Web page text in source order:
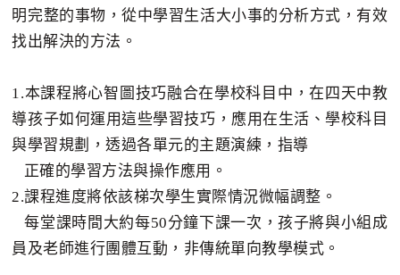
明完整的事物，從中學習生活大小事的分析方式，有效
找出解決的方法。
1.本課程將心智圖技巧融合在學校科目中，在四天中教
導孩子如何運用這些學習技巧，應用在生活、學校科目
與學習規劃，透過各單元的主題演練，指導
正確的學習方法與操作應用。
2.課程進度將依該梯次學生實際情況微幅調整。
每堂課時間大約每50分鐘下課一次，孩子將與小組成
員及老師進行團體互動，非傳統單向教學模式。